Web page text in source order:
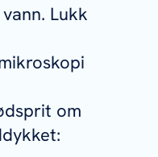
Lukk
om